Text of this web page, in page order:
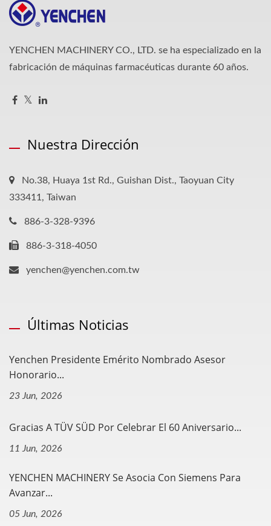
YENCHEN MACHINERY CO., LTD. se ha especializado en la
fabricación de máquinas farmacéuticas durante 60 años.
Nuestra Dirección
No.38, Huaya 1st Rd., Guishan Dist., Taoyuan City
333411, Taiwan
886-3-328-9396
886-3-318-4050
yenchen@yenchen.com.tw
Últimas Noticias
Yenchen Presidente Emérito Nombrado Asesor
Honorario...
23 Jun, 2026
Gracias A TÜV SÜD Por Celebrar El 60 Aniversario...
11 Jun, 2026
YENCHEN MACHINERY Se Asocia Con Siemens Para
Avanzar...
05 Jun, 2026